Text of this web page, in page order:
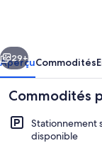
Bathroom
and
Great
Rate
Suivant
29+
AperçuCommodités
Commodités
Stationnement
disponible